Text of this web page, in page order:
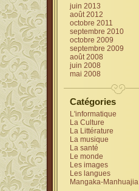
juin 2013
août 2012
octobre 2011
septembre 2010
octobre 2009
septembre 2009
août 2008
juin 2008
mai 2008
Catégories
L'informatique
La Culture
La Littérature
La musique
La santé
Le monde
Les images
Les langues
Mangaka-Manhuajia